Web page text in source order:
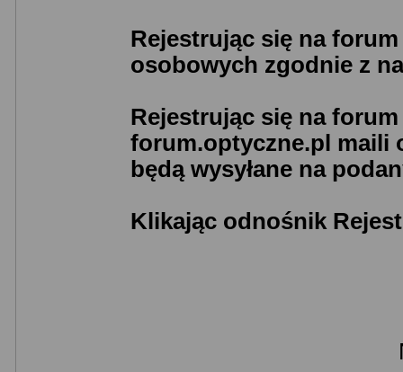
Rejestrując się na
osobowych zgodnie z
Rejestrując się na
forum.optyczne.pl maili
będą wysyłane na
Klikając odnośnik